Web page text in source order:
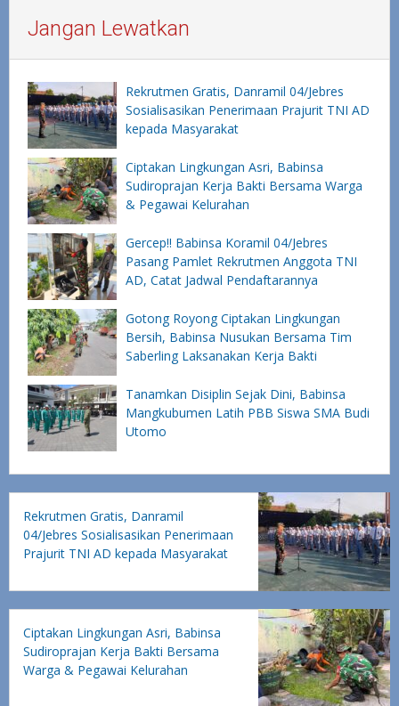
Jangan Lewatkan
Rekrutmen Gratis, Danramil 04/Jebres
Sosialisasikan Penerimaan Prajurit TNI AD
kepada Masyarakat
Ciptakan Lingkungan Asri, Babinsa
Sudiroprajan Kerja Bakti Bersama Warga
& Pegawai Kelurahan
Gercep!! Babinsa Koramil 04/Jebres
Pasang Pamlet Rekrutmen Anggota TNI
AD, Catat Jadwal Pendaftarannya
Gotong Royong Ciptakan Lingkungan
Bersih, Babinsa Nusukan Bersama Tim
Saberling Laksanakan Kerja Bakti
Tanamkan Disiplin Sejak Dini, Babinsa
Mangkubumen Latih PBB Siswa SMA Budi
Utomo
Rekrutmen Gratis, Danramil
04/Jebres Sosialisasikan Penerimaan
Prajurit TNI AD kepada Masyarakat
Ciptakan Lingkungan Asri, Babinsa
Sudiroprajan Kerja Bakti Bersama
Warga & Pegawai Kelurahan